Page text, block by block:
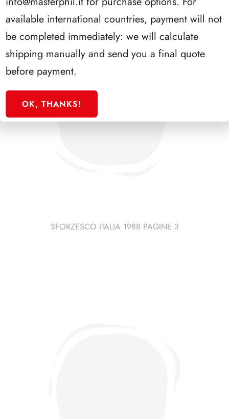
SFORZESCO ITALIA 1988 PAGINE 3
available international countries, payment will not
be completed immediately: we will calculate
shipping manually and send you a final quote
before payment.
OK, THANKS!